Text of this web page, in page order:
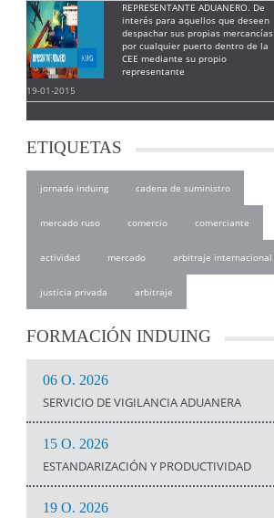
REPRESENTANTE ADUANERO. De
interés para aquellos que deseen
despachar sus propias mercancías
por cualquier puerto dentro de la
CEE mediante su propio
representante
19-01-2015
ETIQUETAS
jornada induing cadena de suministro
mercado ruso comercio comerciante
actividad mercado arbitraje internacional
justicia privada arbitraje
FORMACIÓNINDUING
06 O. 2026
SERVICIO DE VIGILANCIA ADUANERA
15 O. 2026
ESTANDARIZACIÓN Y PRODUCTIVIDAD
19 O. 2026